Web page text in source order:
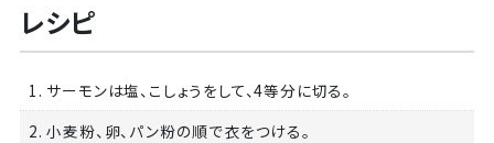
レシピ
1. サーモンは塩、こしょうをして、4等分に切る。
2. 小麦粉、卵、パン粉の順で衣をつける。